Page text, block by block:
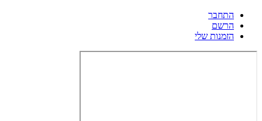
התחבר
הרשם
הזמנות שלי